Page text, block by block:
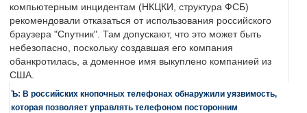
компьютерным инцидентам (НКЦКИ, структура ФСБ)
рекомендовали отказаться от использования российского
браузера "Спутник". Там допускают, что это может быть
небезопасно, поскольку создавшая его компания
обанкротилась, а доменное имя выкуплено компанией из
США.
Ъ: В российских кнопочных телефонах обнаружили уязвимость,
которая позволяет управлять телефоном посторонним